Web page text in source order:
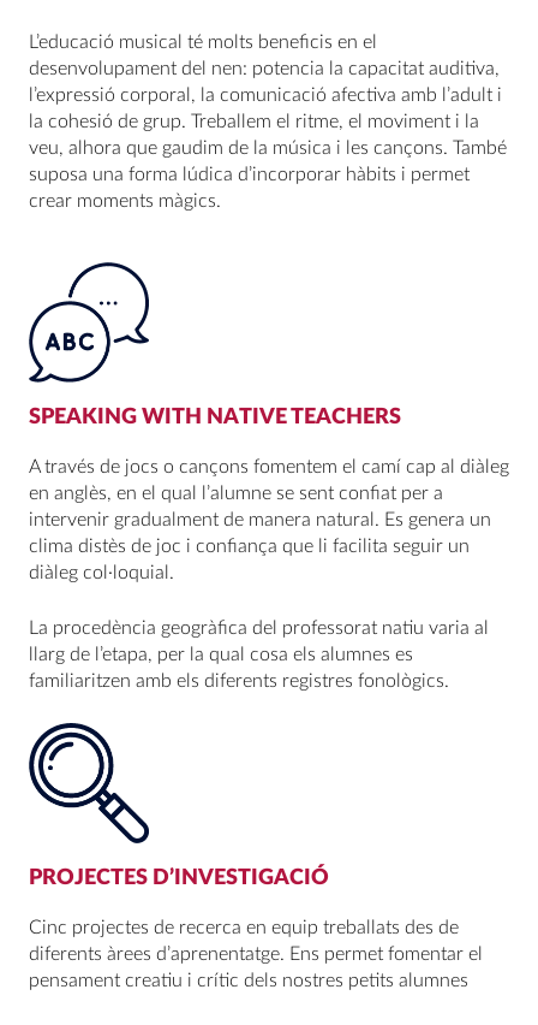
L’educació musical té molts beneficis en el
desenvolupament del nen: potencia la capacitat auditiva,
l’expressió corporal, la comunicació afectiva amb l’adult i
la cohesió de grup. Treballem el ritme, el moviment i la
veu, alhora que gaudim de la música i les cançons. També
suposa una forma lúdica d’incorporar hàbits i permet
crear moments màgics.
SPEAKING WITH NATIVE TEACHERS
A través de jocs o cançons fomentem el camí cap al diàleg
en anglès, en el qual l’alumne se sent confiat per a
intervenir gradualment de manera natural. Es genera un
clima distès de joc i confiança que li facilita seguir un
diàleg col·loquial.
La procedència geogràfica del professorat natiu varia al
llarg de l’etapa, per la qual cosa els alumnes es
familiaritzen amb els diferents registres fonològics.
PROJECTES D’INVESTIGACIÓ
Cinc projectes de recerca en equip treballats des de
diferents àrees d’aprenentatge. Ens permet fomentar el
pensament creatiu i crític dels nostres petits alumnes